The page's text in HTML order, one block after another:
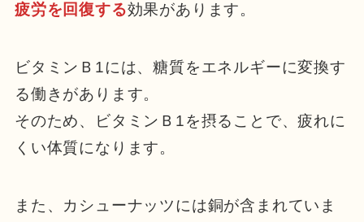
疲労を回復する効果があります。
ビタミンＢ1には、糖質をエネルギーに変換す
る働きがあります。
そのため、ビタミンＢ1を摂ることで、疲れに
くい体質になります。
また、カシューナッツには銅が含まれていま